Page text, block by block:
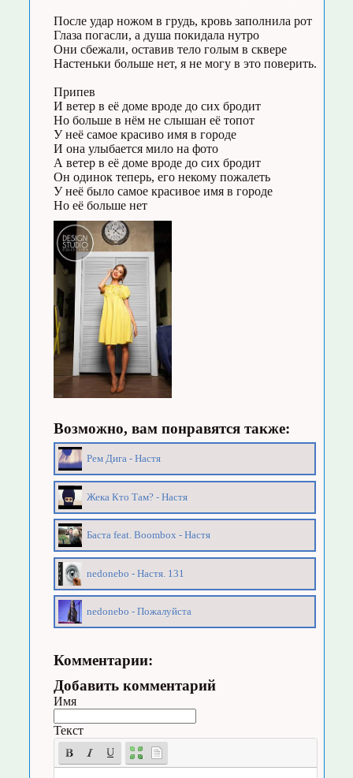
После удар ножом в грудь, кровь заполнила рот
Глаза погасли, а душа покидала нутро
Они сбежали, оставив тело голым в сквере
Настеньки больше нет, я не могу в это поверить.
Припев
И ветер в её доме вроде до сих бродит
Но больше в нём не слышан её топот
У неё самое красиво имя в городе
И она улыбается мило на фото
А ветер в её доме вроде до сих бродит
Он одинок теперь, его некому пожалеть
У неё было самое красивое имя в городе
Но её больше нет
Возможно, вам понравятся также:
Рем Дига - Настя
Жека Кто Там? - Настя
Баста feat. Boombox - Настя
nedonebo - Настя. 131
nedonebo - Пожалуйста
Комментарии:
Добавить комментарий
Имя
Текст